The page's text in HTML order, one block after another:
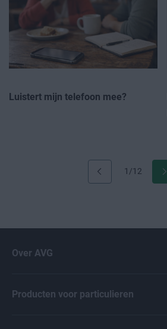
1/12
Luistert mijn telefoon mee?
Over AVG
Producten voor particulieren